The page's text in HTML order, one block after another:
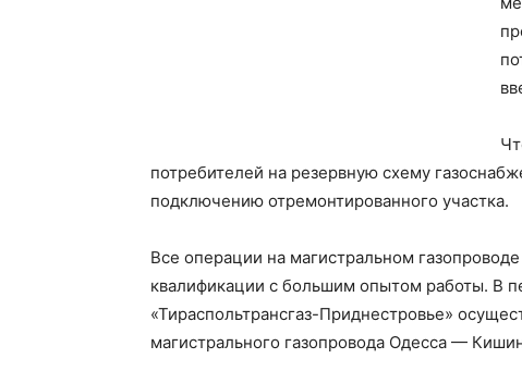
потребителей на резервную схему
подключению отремонтированного участка.
Все операции на магистральном
квалификации с большим опытом работы. В
«Тираспольтрансгаз-Приднестровье»
магистрального газопровода Одесса —